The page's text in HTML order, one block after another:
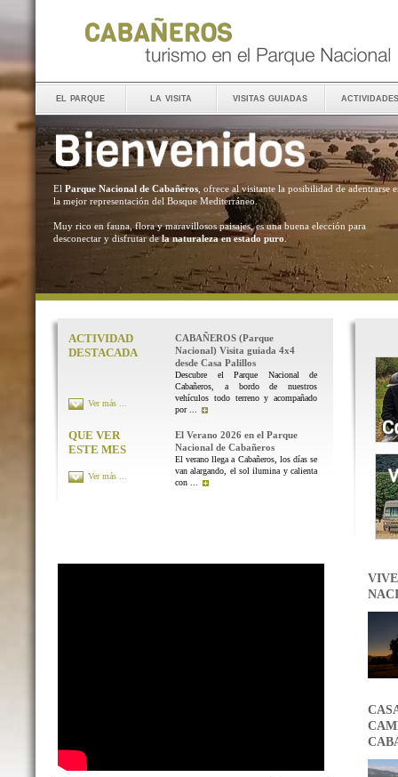
el parque la visita visitas guiadas actividades
El Parque Nacional de Cabañeros , ofrece al visitante la posibilidad de adentrarse
la mejor representación del Bosque Mediterráneo.
Muy rico en fauna, flora y maravillosos paisajes, es una buena elección para
desconectar y disfrutar dela naturaleza en estado puro .
ACTIVIDAD
DESTACADA
CABAÑEROS (Parque
Nacional) Visita guiada 4x4
desde Casa Palillos
Descubre el Parque Nacional de
Cabañeros, a bordo de nuestros
vehículos todo terreno y acompañado
por ...
Ver más ...
QUE VER
ESTE MES
El Verano 2026 en el Parque
Nacional de Cabañeros
El verano llega a Cabañeros, los días se
van alargando, el sol ilumina y calienta
con ...
Ver más ...